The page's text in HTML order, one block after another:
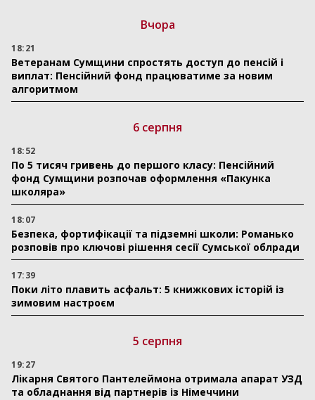
Вчора
18:21
Ветеранам Сумщини спростять доступ до пенсій і
виплат: Пенсійний фонд працюватиме за новим
алгоритмом
6 серпня
18:52
По 5 тисяч гривень до першого класу: Пенсійний
фонд Сумщини розпочав оформлення «Пакунка
школяра»
18:07
Безпека, фортифікації та підземні школи: Романько
розповів про ключові рішення сесії Сумської облради
17:39
Поки літо плавить асфальт: 5 книжкових історій із
зимовим настроєм
5 серпня
19:27
Лікарня Святого Пантелеймона отримала апарат УЗД
та обладнання від партнерів із Німеччини